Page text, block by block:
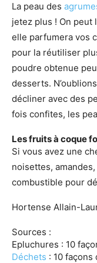
La peau des
jetez plus ! On peut
elle parfumera vos
pour la réutiliser
poudre obtenue
desserts.
décliner avec des
fois confites, les
Les fruits à coque
Si vous avez une
noisettes,
combustible pour
Hortense Allain-
Sources :
Epluchures : 10
Déchets : 10 façons